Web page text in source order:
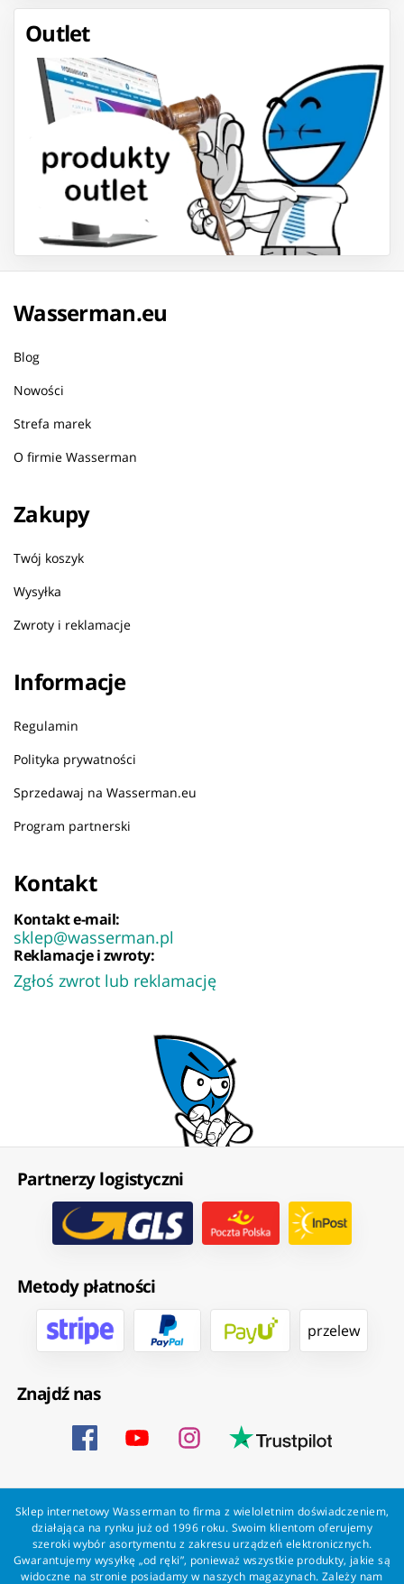
Outlet
Wasserman.eu
Blog
Nowości
Strefa marek
O firmie Wasserman
Zakupy
Twój koszyk
Wysyłka
Zwroty i reklamacje
Informacje
Regulamin
Polityka prywatności
Sprzedawaj na Wasserman.eu
Program partnerski
Kontakt
Kontakt e-mail:
sklep@wasserman.pl
Reklamacje i zwroty:
Zgłoś zwrot lub reklamację
Partnerzy logistyczni
Metody płatności
przelew
Znajdź nas
Sklep internetowy Wasserman to firma z wieloletnim doświadczeniem,
działająca na rynku już od 1996 roku. Swoim klientom oferujemy
szeroki wybór asortymentu z zakresu urządzeń elektronicznych.
Gwarantujemy wysyłkę „od ręki”, ponieważ wszystkie produkty, jakie są
widoczne na stronie posiadamy w naszych magazynach. Zależy nam